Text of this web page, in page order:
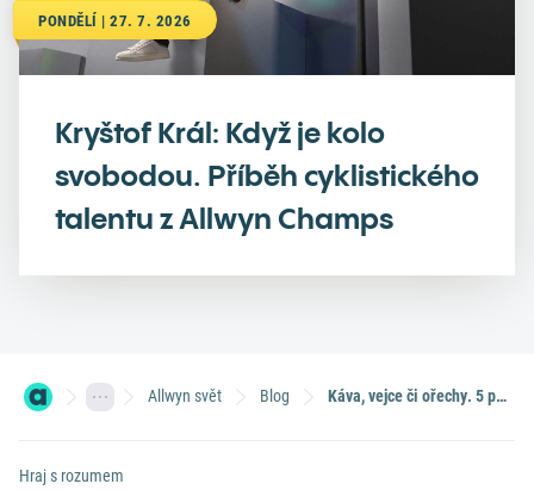
PONDĚLÍ | 27. 7. 2026
Kryštof Král: Když je kolo
svobodou. Příběh cyklistického
talentu z Allwyn Champs
Allwyn svět Blog Káva, vejce či ořechy. 5 potravin pro lepší fungování mozku
Hraj s rozumem